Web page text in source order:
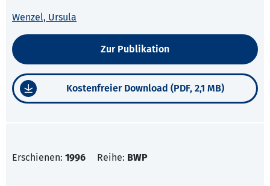
Wenzel, Ursula
Zur Publikation
Kostenfreier Download (PDF, 2,1 MB)
Erschienen: 1996 Reihe: BWP